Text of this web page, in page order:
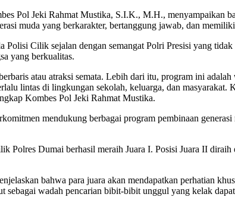
Pol Jeki Rahmat Mustika, S.I.K., M.H., menyampaikan
muda yang berkarakter, bertanggung jawab, dan
Cilik sejalan dengan semangat Polri Presisi yang
yang berkualitas.
atau atraksi semata. Lebih dari itu, program ini
lintas di lingkungan sekolah, keluarga, dan
Kombes Pol Jeki Rahmat Mustika.
mendukung berbagai program pembinaan
Polres Dumai berhasil meraih Juara I. Posisi Juara II
bahwa para juara akan mendapatkan perhatian
wadah pencarian bibit-bibit unggul yang kelak